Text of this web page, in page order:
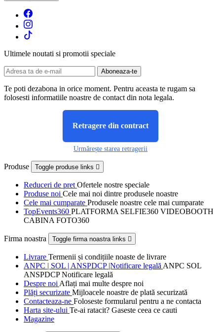
Ultimele noutati si promotii speciale
Te poti dezabona in orice moment. Pentru aceasta te rugam sa
folosesti informatiile noastre de contact din nota legala.
Retragere din contract
Urmărește starea retragerii
Produse Toggle produse links 
Reduceri de pret Ofertele nostre speciale
Produse noi Cele mai noi dintre produsele noastre
Cele mai cumparate Produsele noastre cele mai cumparate
TopEvents360 PLATFORMA SELFIE360 VIDEOBOOTH
CABINA FOTO360
Firma noastra Toggle firma noastra links 
Livrare Termenii și condițiile noaste de livrare
ANPC | SOL | ANSPDCP |Notificare legală ANPC SOL
ANSPDCP Notificare legală
Despre noi Aflați mai multe despre noi
Plăți securizate Mijloacele noastre de plată securizată
Contacteaza-ne Foloseste formularul pentru a ne contacta
Harta site-ului Te-ai ratacit? Gaseste ceea ce cauti
Magazine